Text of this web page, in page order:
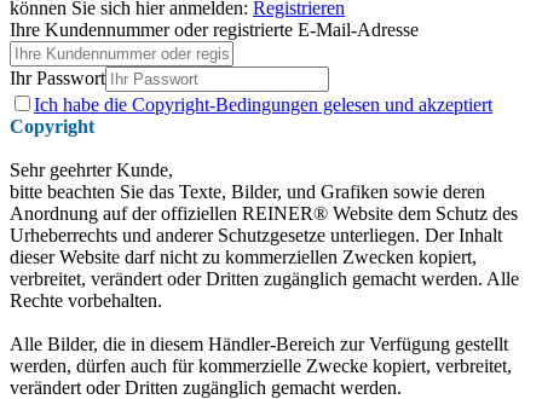
können Sie sich hier anmelden: Registrieren
Ihre Kundennummer oder registrierte E-Mail-Adresse
Ihr Passwort
Ich habe die Copyright-Bedingungen gelesen und akzeptiert
Copyright
Sehr geehrter Kunde,
bitte beachten Sie das Texte, Bilder, und Grafiken sowie deren
Anordnung auf der offiziellen REINER® Website dem Schutz des
Urheberrechts und anderer Schutzgesetze unterliegen. Der Inhalt
dieser Website darf nicht zu kommerziellen Zwecken kopiert,
verbreitet, verändert oder Dritten zugänglich gemacht werden. Alle
Rechte vorbehalten.
Alle Bilder, die in diesem Händler-Bereich zur Verfügung gestellt
werden, dürfen auch für kommerzielle Zwecke kopiert, verbreitet,
verändert oder Dritten zugänglich gemacht werden.